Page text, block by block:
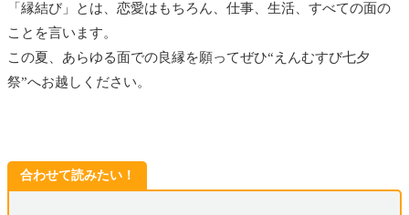
「縁結び」とは、恋愛はもちろん、仕事、生活、すべての面の
ことを言います。
この夏、あらゆる面での良縁を願ってぜひ“えんむすび七夕
祭”へお越しください。
合わせて読みたい！